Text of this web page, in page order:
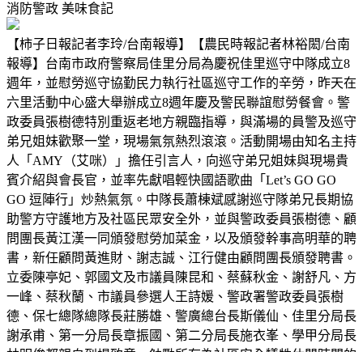
消防警政 美味食記
【柿子日報記者李玲/台南報導】【農民時報記者林裕閎/台南
報導】台南市政府警察局佳里分局為慶祝佳里巡守中隊成立8
週年，並慰勞巡守協勤民力執行社區巡守工作的辛勞，昨天在
六里活動中心盛大舉辦成立8週年慶及警民聯誼慰勞餐會。警
政委員張樹德特別重返老地方親臨指導，與滿場的員警及巡守
弟兄姐妹歡聚一堂，現場氣氛熱烈滾滾。活動開場由知名主持
人「AMY（艾咪）」擔任引言人，向巡守弟兄姐妹與現場貴
賓介紹與會長官，並率先獻唱輕快國語歌曲「Let’s GO GO
GO 逗陣行」炒熱氣氛。中隊長蕭棟斌感謝巡守隊弟兄長期協
助警方守護地方及社區民眾安全外，並與警政委員張樹德、顧
問團長黃江漢一同頒發慰勞加菜金，以及頒發幹事高明華的聘
書，新任顧問黃進財、謝志誠、江行健由顧問團長頒發聘書。
立委陳亭妃、郭國文及市議員陳昆和、蔡蘇秋金、謝舒凡、方
一峰、蔡秋蘭、市議員參選人王詩媛、警政署警政委員張樹
德、保七總隊總隊長莊勝雄、警廣總台長斯儀仙、佳里分局長
謝承甫、第一分局長章振國、第二分局長施衣峯、學甲分局長